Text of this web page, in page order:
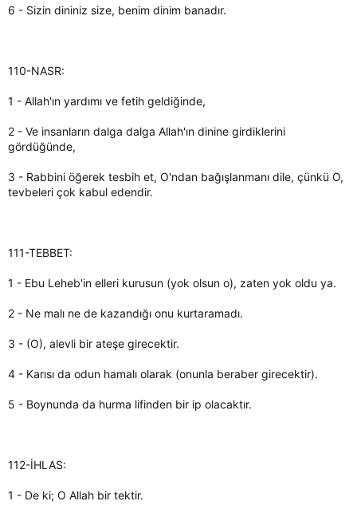
6 - Sizin dininiz size, benim dinim banadır.
110-NASR:
1 - Allah'ın yardımı ve fetih geldiğinde,
2 - Ve insanların dalga dalga Allah'ın dinine girdiklerini
gördüğünde,
3 - Rabbini öğerek tesbih et, O'ndan bağışlanmanı dile, çünkü O,
tevbeleri çok kabul edendir.
111-TEBBET:
1 - Ebu Leheb'in elleri kurusun (yok olsun o), zaten yok oldu ya.
2 - Ne malı ne de kazandığı onu kurtaramadı.
3 - (O), alevli bir ateşe girecektir.
4 - Karısı da odun hamalı olarak (onunla beraber girecektir).
5 - Boynunda da hurma lifinden bir ip olacaktır.
112-İHLAS:
1 - De ki; O Allah bir tektir.